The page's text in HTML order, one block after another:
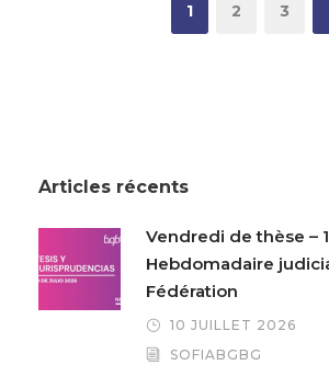
1 2 3
Articles récents
Vendredi de thèse –
Hebdomadaire
Fédération
10 JUILLET 2026
SOFIABGBG